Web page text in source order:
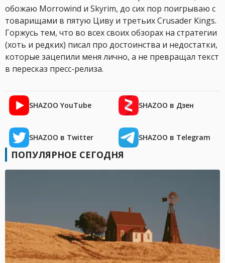
обожаю Morrowind и Skyrim, до сих пор поигрываю с
товарищами в пятую Циву и третьих Crusader Kings.
Горжусь тем, что во всех своих обзорах на стратегии
(хоть и редких) писал про достоинства и недостатки,
которые зацепили меня лично, а не превращал текст
в пересказ пресс-релиза.
SHAZOO YouTube SHAZOO в Дзен
SHAZOO в Twitter SHAZOO в Telegram
ПОПУЛЯРНОЕ СЕГОДНЯ